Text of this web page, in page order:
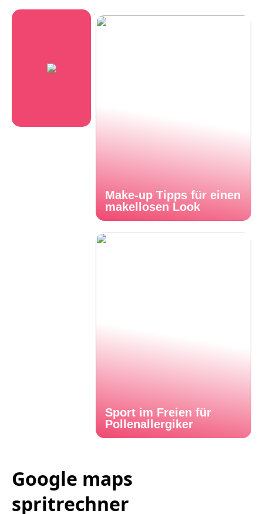
Make-up Tipps für einen
makellosen Look
Sport im Freien für
Pollenallergiker
Google maps
spritrechner